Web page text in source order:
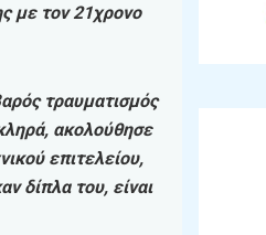
με τον 21χρονο
τραυματισμός
ακολούθησε
επιτελείου,
δίπλα του, είναι